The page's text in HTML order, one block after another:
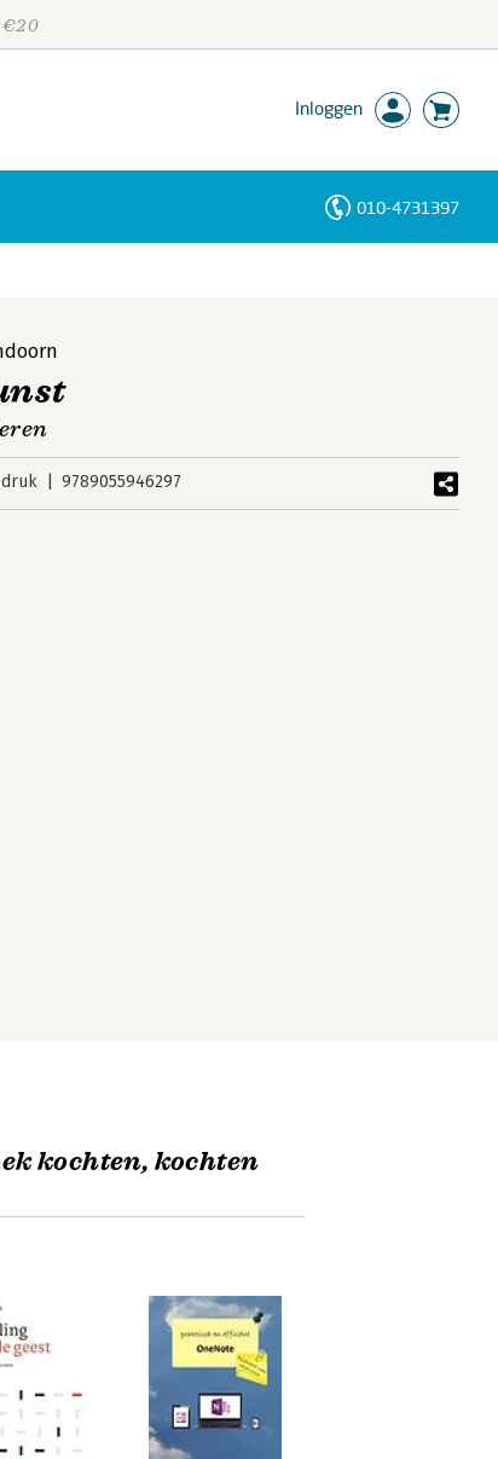
€20
Inloggen
010-4731397
9789055946297
kochten, kochten